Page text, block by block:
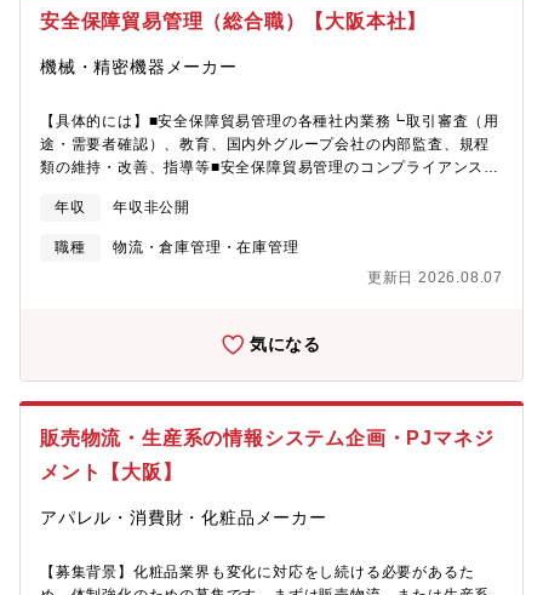
極的に自ら課題発掘に取り組んでいってください。■物量や商品は
常に動いていることを踏まえ、商品の動きに合わせて、効率よく
作業をするためには、商品の置き場所を変えたりしていくことも
考えます。■物流業界が未経験の方は、まずは物流の基本的な知識
や提案内容を把握していくことで理解を深めていきます。実際の
現場や作業なども含め、教えてもらう姿勢ではなく。自ら積極的
に学んでいってください。※各作業現場の確認やスタッフとの定
部物流センター）メンバー：2～3名構内作業：10～20名【ポジシ
ョンの魅力】物流センターの各拠点別の採算や品質の改善が実績
える様な対策ができたときの達成感はこの仕事の魅力の一つで
安全保障貿易管理（総合職）【大阪本社】
機械・精密機器メーカー
【具体的には】■安全保障貿易管理の各種社内業務┗取引審査（用
途・需要者確認）、教育、国内外グループ会社の内部監査、規程
類の維持・改善、指導等■安全保障貿易管理のコンプライアンスリ
産業省など）への相談、折衝や、CISTEC分科会参加による情報収
集■輸出管理に関わる事業部門■国内外グループ会社への助言、指
導【配属組織について】安全保障貿易管理室：管理職2名、正社員
2名（2025年10月1日時点）【働き方について】平均残業：10～
年収 年収非公開
職種
物流・倉庫管理・在庫管理
更新日 2026.08.07
気になる
販売物流・生産系の情報システム企画・PJマネジ
メント【大阪】
アパレル・消費財・化粧品メーカー
【募集背景】化粧品業界も変化に対応をし続ける必要があるた